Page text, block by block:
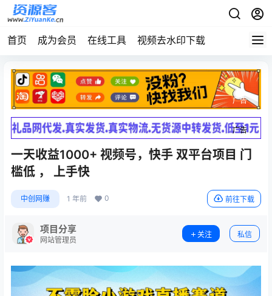
首页 成为会员 在线工具 视频去水印下载
广告
广告
一天收益1000+ 视频号，快手 双平台项目 门
槛低 ， 上手快
中创网赚 1 年前 0 前往下载
项目分享
网站管理员
关注 私信